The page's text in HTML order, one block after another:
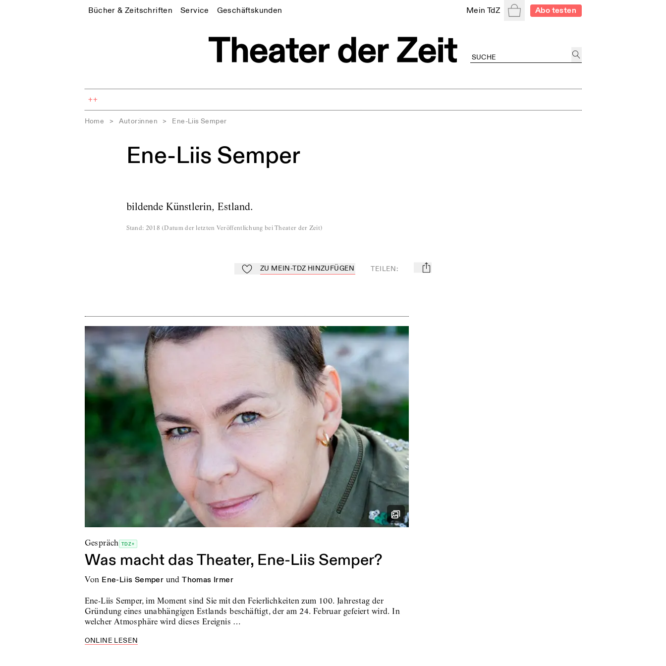
Bücher & Zeitschriften Service Geschäftskunden Mein TdZ WarenkorbAbo testen
++
Home > Autor:innen > Ene-Liis Semper
Ene-Liis Semper
bildende Künstlerin, Estland.
Stand: 2018 (Datum der letzten Veröffentlichung bei Theater der Zeit)
Zu Mein-TdZ hinzufügen
ZU MEIN-TDZ HINZUFÜGEN TEILEN: mail
Gespräch TDZ+
Was macht das Theater, Ene-Liis Semper?
von Ene-Liis Semper und Thomas Irmer
Ene-Liis Semper, im Moment sind Sie mit den Feierlichkeiten zum 100. Jahrestag der
Gründung eines unabhängigen Estlands beschäftigt, der am 24. Februar gefeiert wird. In
welcher Atmosphäre wird dieses Ereignis …
ONLINE LESEN